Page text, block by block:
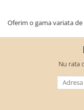
Oferim o gama variata
Nu rata